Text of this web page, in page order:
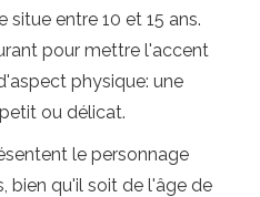
situe entre 10 et 15 ans.
pour mettre l'accent
physique: une
ou délicat.
le personnage
bien qu'il soit de l'âge de